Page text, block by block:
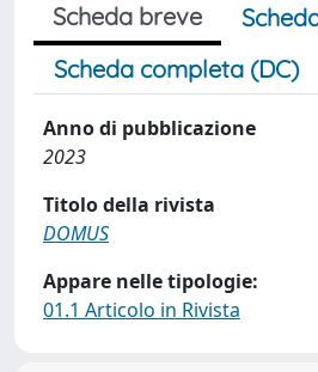
Scheda breve
Scheda completa (DC)
Anno di pubblicazione
2023
Titolo della rivista
DOMUS
Appare nelle tipologie:
01.1 Articolo in Rivista